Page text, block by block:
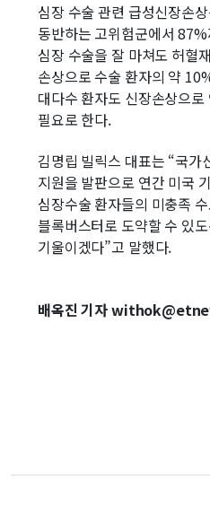
심장 수술 관련 급성신장손
동반하는 고위험군에서
심장 수술을 잘 마쳐도 허혈
손상으로 수술 환자의 약
대다수 환자도 신장손상으
필요로 한다.
김명립 빌릭스 대표는 “국가
지원을 발판으로 연간 미국
심장수술 환자들의 미충족
블록버스터로 도약할 수 있
기울이겠다”고 말했다.
배옥진 기자